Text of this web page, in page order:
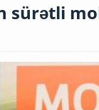
sürətli